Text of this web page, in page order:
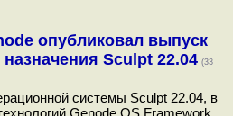
опубликовал выпуск
Sculpt 22.04 (33
системы Sculpt 22.04, в
Genode OS Framework